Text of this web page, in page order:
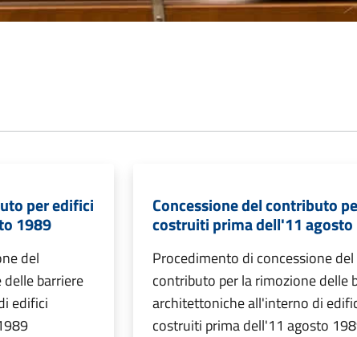
per edifici
1989
del
barriere
edifici
Concessione del contributo
costruiti prima dell'11
Procedimento di concessione del
contributo per la rimozione delle
architettoniche all'interno di
costruiti prima dell'11 agosto